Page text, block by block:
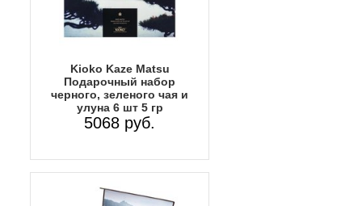
Kioko Kaze Matsu
Подарочный набор
черного, зеленого чая и
улуна 6 шт 5 гр
5068 руб.